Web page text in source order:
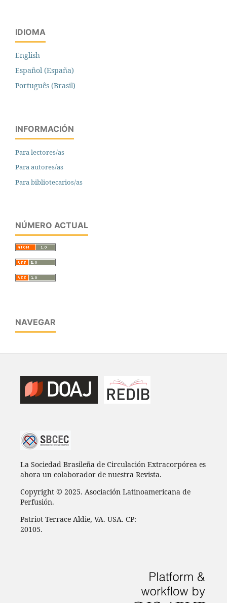
IDIOMA
English
Español (España)
Português (Brasil)
INFORMACIÓN
Para lectores/as
Para autores/as
Para bibliotecarios/as
NÚMERO ACTUAL
NAVEGAR
La Sociedad Brasileña de Circulación Extracorpórea es
ahora un colaborador de nuestra Revista.
Copyright © 2025. Asociación Latinoamericana de
Perfusión.
Patriot Terrace Aldie, VA. USA. CP:
20105.